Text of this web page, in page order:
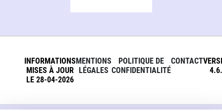
INFORMATIONS
MISES À JOUR
LE 28-04-2026
MENTIONS
LÉGALES
POLITIQUE DE
CONFIDENTIALITÉ
CONTACT